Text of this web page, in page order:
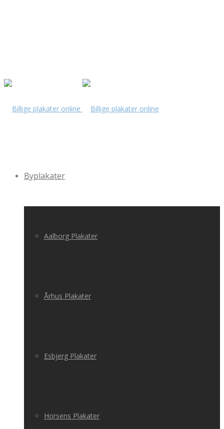
Byplakater
Aalborg Plakater
Århus Plakater
Esbjerg Plakater
Horsens Plakater